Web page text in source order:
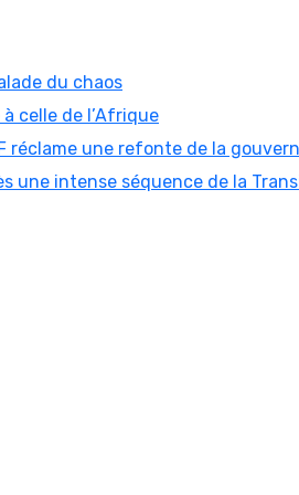
du chaos
celle de l’Afrique
réclame une refonte de la
une intense séquence de la